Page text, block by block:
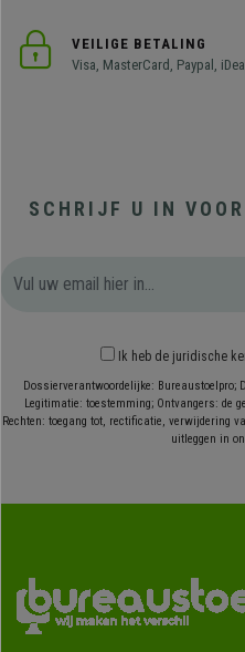
VEILIGE BETALING
Visa, MasterCard, Paypal,
SCHRIJF U IN
Ik heb de juridische
Dossierverantwoordelijke: Bureaustoelpro;
Legitimatie: toestemming; Ontvangers: de
Rechten: toegang tot, rectificatie, verwijdering
uitleggen in